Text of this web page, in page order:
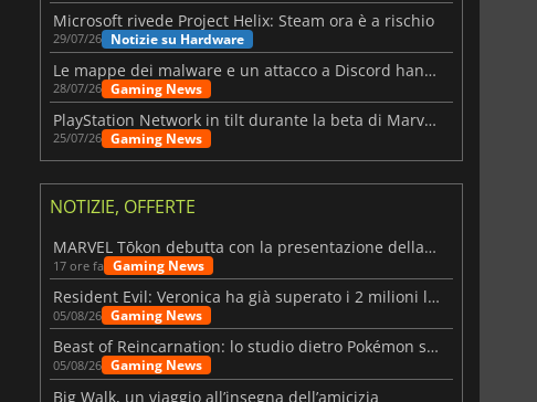
Total War WARHAMMER 3 Lies Of P
Microsoft rivede Project Helix: Steam ora è a rischio
29/07/26 Notizie su Hardware
Le mappe dei malware e un attacco a Discord hanno colpito Meccha Chameleon
28/07/26 Gaming News
PlayStation Network in tilt durante la beta di Marvel Tōkon
25/07/26 Gaming News
NOTIZIE, OFFERTE
MARVEL Tōkon debutta con la presentazione della roadmap per il primo anno
17 ore fa Gaming News
Resident Evil: Veronica ha già superato i 2 milioni liste dei desideri
05/08/26 Gaming News
Beast of Reincarnation: lo studio dietro Pokémon su una nuova strada
05/08/26 Gaming News
Big Walk, un viaggio all’insegna dell’amicizia